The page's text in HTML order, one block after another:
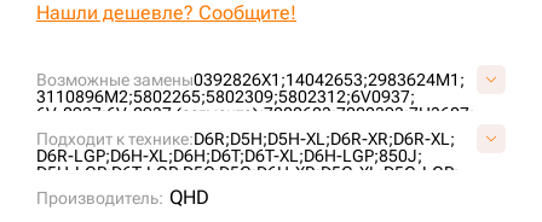
Возможные замены0392826X1;14042653;2983624M1;
3110896M2;5802265;5802309;5802312;6V0937;
6V-0937;6V-0937 (сегмента);7000623;7002393;7H3607;
7H-3607;
AC228;CR4413;S01062E0N17;
S01062K0N16;
Подходит к технике:D6R;D5H;D5H-XL;D6R-XR;D6R-XL;
D6R-LGP;D6H-XL;D6H;D6T;D6T-XL;D6H-LGP;850J;
D5H-LGP;D6T-LGP;D5C;D5G;D6H-XR;D5G-XL;D5G-LGP;
Производитель: QHD
Нашли дешевле? Сообщите!